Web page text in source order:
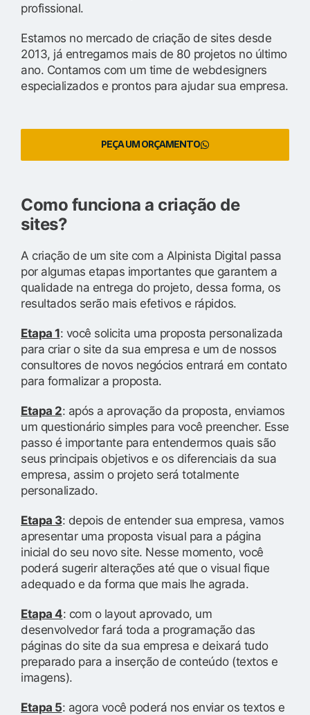
profissional.
Estamos no mercado de criação de sites desde
2013, já entregamos mais de 80 projetos no último
ano. Contamos com um time de webdesigners
especializados e prontos para ajudar sua empresa.
PEÇA UM ORÇAMENTO
Como funciona a criação de
sites?
A criação de um site com a Alpinista Digital passa
por algumas etapas importantes que garantem a
qualidade na entrega do projeto, dessa forma, os
resultados serão mais efetivos e rápidos.
Etapa 1: você solicita uma proposta personalizada
para criar o site da sua empresa e um de nossos
consultores de novos negócios entrará em contato
para formalizar a proposta.
Etapa 2: após a aprovação da proposta, enviamos
um questionário simples para você preencher. Esse
passo é importante para entendermos quais são
seus principais objetivos e os diferenciais da sua
empresa, assim o projeto será totalmente
personalizado.
Etapa 3: depois de entender sua empresa, vamos
apresentar uma proposta visual para a página
inicial do seu novo site. Nesse momento, você
poderá sugerir alterações até que o visual fique
adequado e da forma que mais lhe agrada.
Etapa 4: com o layout aprovado, um
desenvolvedor fará toda a programação das
páginas do site da sua empresa e deixará tudo
preparado para a inserção de conteúdo (textos e
imagens).
Etapa 5: agora você poderá nos enviar os textos e